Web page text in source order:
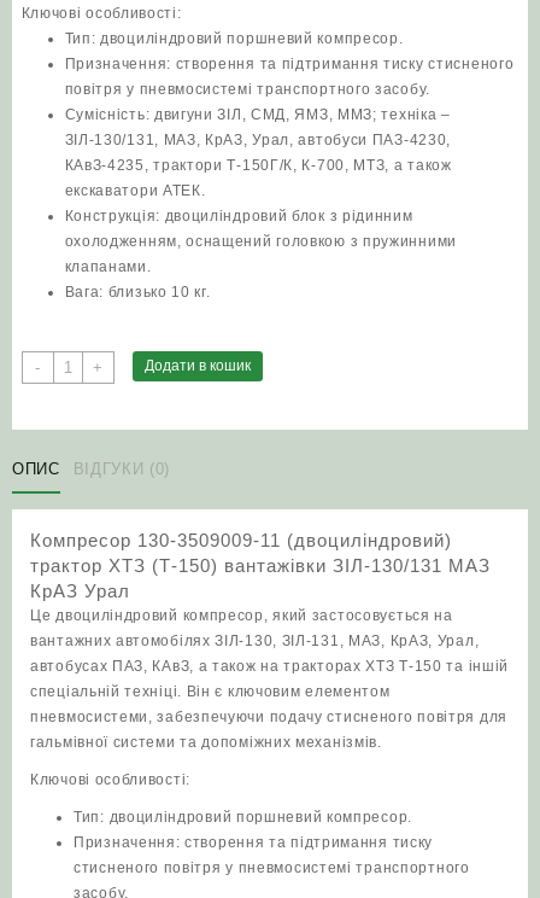
Ключові особливості:
Тип: двоциліндровий поршневий компресор.
Призначення: створення та підтримання тиску стисненого
повітря у пневмосистемі транспортного засобу.
Сумісність: двигуни ЗІЛ, СМД, ЯМЗ, ММЗ; техніка –
ЗІЛ‑130/131, МАЗ, КрАЗ, Урал, автобуси ПАЗ‑4230,
КАвЗ‑4235, трактори Т‑150Г/К, К‑700, МТЗ, а також
екскаватори АТЕК.
Конструкція: двоциліндровий блок з рідинним
охолодженням, оснащений головкою з пружинними
клапанами.
Вага: близько 10 кг.
-
Компресор
130-
(двоциліндровий)
трактор
(Т-150)
вантажівки
ЗІЛ‑130/131
МАЗ
КрАЗ
Урал
кількість
+ Додати в кошик
ОПИС ВІДГУКИ (0)
Компресор 130-3509009-11 (двоциліндровий)
трактор ХТЗ (Т-150) вантажівки ЗІЛ‑130/131 МАЗ
КрАЗ Урал
Це двоциліндровий компресор, який застосовується на
вантажних автомобілях ЗІЛ‑130, ЗІЛ‑131, МАЗ, КрАЗ, Урал,
автобусах ПАЗ, КАвЗ, а також на тракторах ХТЗ Т‑150 та іншій
спеціальній техніці. Він є ключовим елементом
пневмосистеми, забезпечуючи подачу стисненого повітря для
гальмівної системи та допоміжних механізмів.
Ключові особливості:
Тип: двоциліндровий поршневий компресор.
Призначення: створення та підтримання тиску
стисненого повітря у пневмосистемі транспортного
засобу.